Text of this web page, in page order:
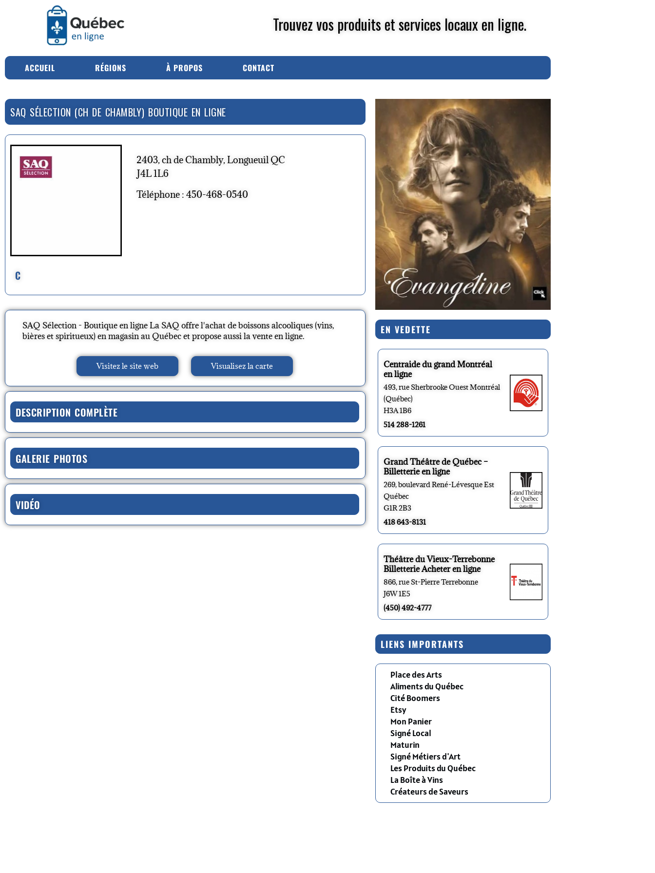
Trouvez vos produits et services locaux en ligne.
ACCUEIL RÉGIONS À PROPOS CONTACT
SAQ SÉLECTION (CH DE CHAMBLY) BOUTIQUE EN LIGNE
C
2403, ch de Chambly, Longueuil QC
J4L 1L6
Téléphone : 450-468-0540
SAQ Sélection - Boutique en ligne La SAQ offre l'achat de boissons alcooliques (vins,
bières et spiritueux) en magasin au Québec et propose aussi la vente en ligne.
Visitez le site web Visualisez la carte
DESCRIPTION COMPLÈTE
GALERIE PHOTOS
VIDÉO
EN VEDETTE
Centraide du grand Montréal
en ligne
493, rue Sherbrooke Ouest Montréal
(Québec)
H3A 1B6
514 288-1261
Grand Théâtre de Québec –
Billetterie en ligne
269, boulevard René-Lévesque Est
Québec
G1R 2B3
418 643-8131
Théâtre du Vieux-Terrebonne
Billetterie Acheter en ligne
866, rue St-Pierre Terrebonne
J6W 1E5
(450) 492-4777
LIENS IMPORTANTS
Place des Arts
Aliments du Québec
Cité Boomers
Etsy
Mon Panier
Signé Local
Maturin
Signé Métiers d'Art
Les Produits du Québec
La Boîte à Vins
Créateurs de Saveurs